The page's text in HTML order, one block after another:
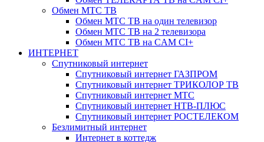
Обмен МТС ТВ
Обмен МТС ТВ на один телевизор
Обмен МТС ТВ на 2 телевизора
Обмен МТС ТВ на CAM CI+
ИНТЕРНЕТ
Спутниковый интернет
Спутниковый интернет ГАЗПРОМ
Спутниковый интернет ТРИКОЛОР ТВ
Спутниковый интернет МТС
Спутниковый интернет НТВ-ПЛЮС
Спутниковый интернет РОСТЕЛЕКОМ
Безлимитный интернет
Интернет в коттедж